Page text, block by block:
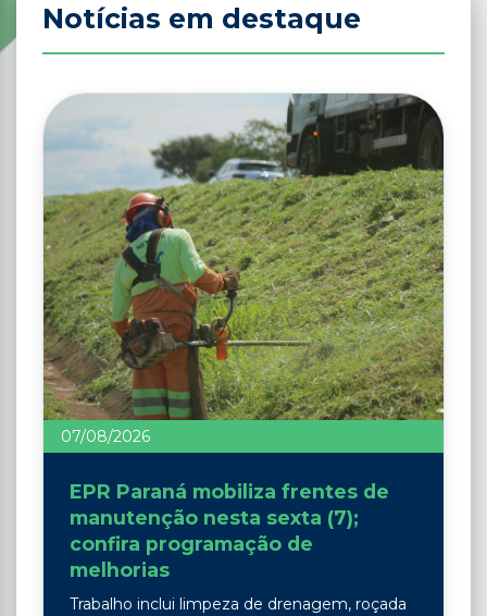
Notícias em destaque
07/08/2026
EPR Paraná mobiliza frentes de
manutenção nesta sexta (7);
confira programação de
melhorias
Trabalho inclui limpeza de drenagem, roçada